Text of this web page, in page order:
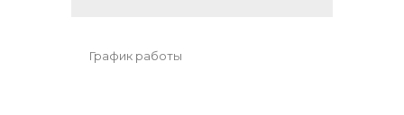
График работы